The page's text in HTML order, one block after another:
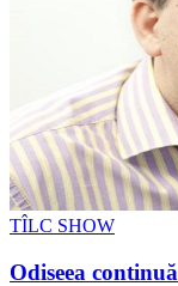
TÎLC SHOW
Odiseea continuă